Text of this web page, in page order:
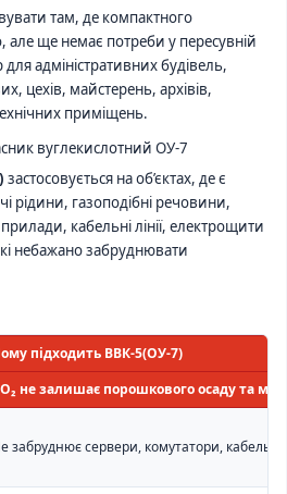
там, де компактного
але ще немає потреби у пересувній
адміністративних будівель,
цехів, майстерень, архівів,
приміщень.
вуглекислотний ОУ-7
застосовується на об’єктах, де є
рідини, газоподібні речовини,
кабельні лінії, електрощити
небажано забруднювати
підходить ВВК-5(ОУ-7)
не залишає порошкового осаду та
забруднює сервери, комутатори,